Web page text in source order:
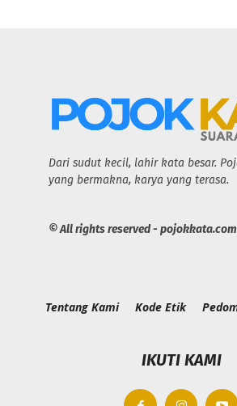
Dari sudut kecil, lahir kata besar.
yang bermakna, karya yang terasa.
© All rights reserved - pojokkata.com
Tentang Kami Kode Etik
IKUTI KAMI